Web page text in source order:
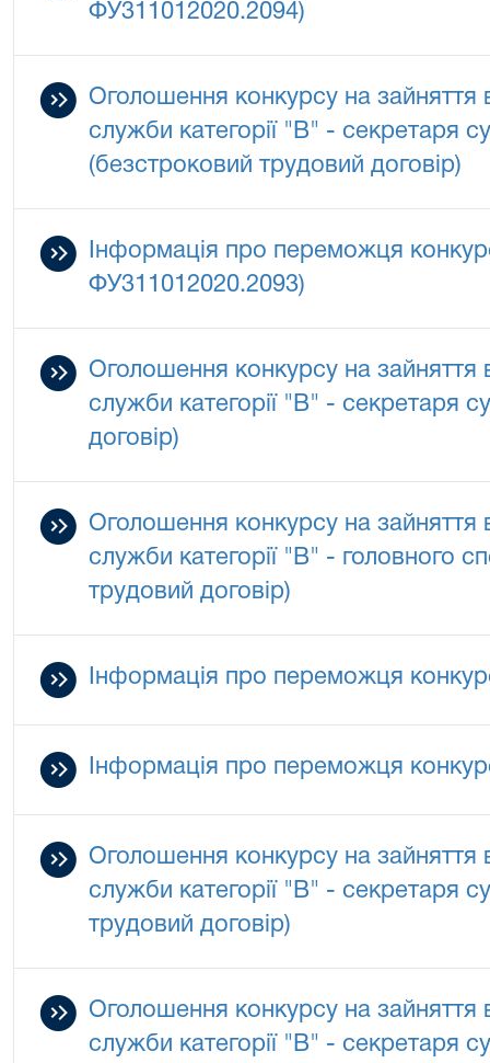
ФУ311012020.2094)
Оголошення конкурсу на зайняття
служби категорії "В" - секретаря
(безстроковий трудовий договір)
Інформація про переможця
ФУ311012020.2093)
Оголошення конкурсу на зайняття
служби категорії "В" - секретаря
договір)
Оголошення конкурсу на зайняття
служби категорії "В" - головного
трудовий договір)
Інформація про переможця
Інформація про переможця
Оголошення конкурсу на зайняття
служби категорії "В" - секретаря
трудовий договір)
Оголошення конкурсу на зайняття
служби категорії "В" - секретаря